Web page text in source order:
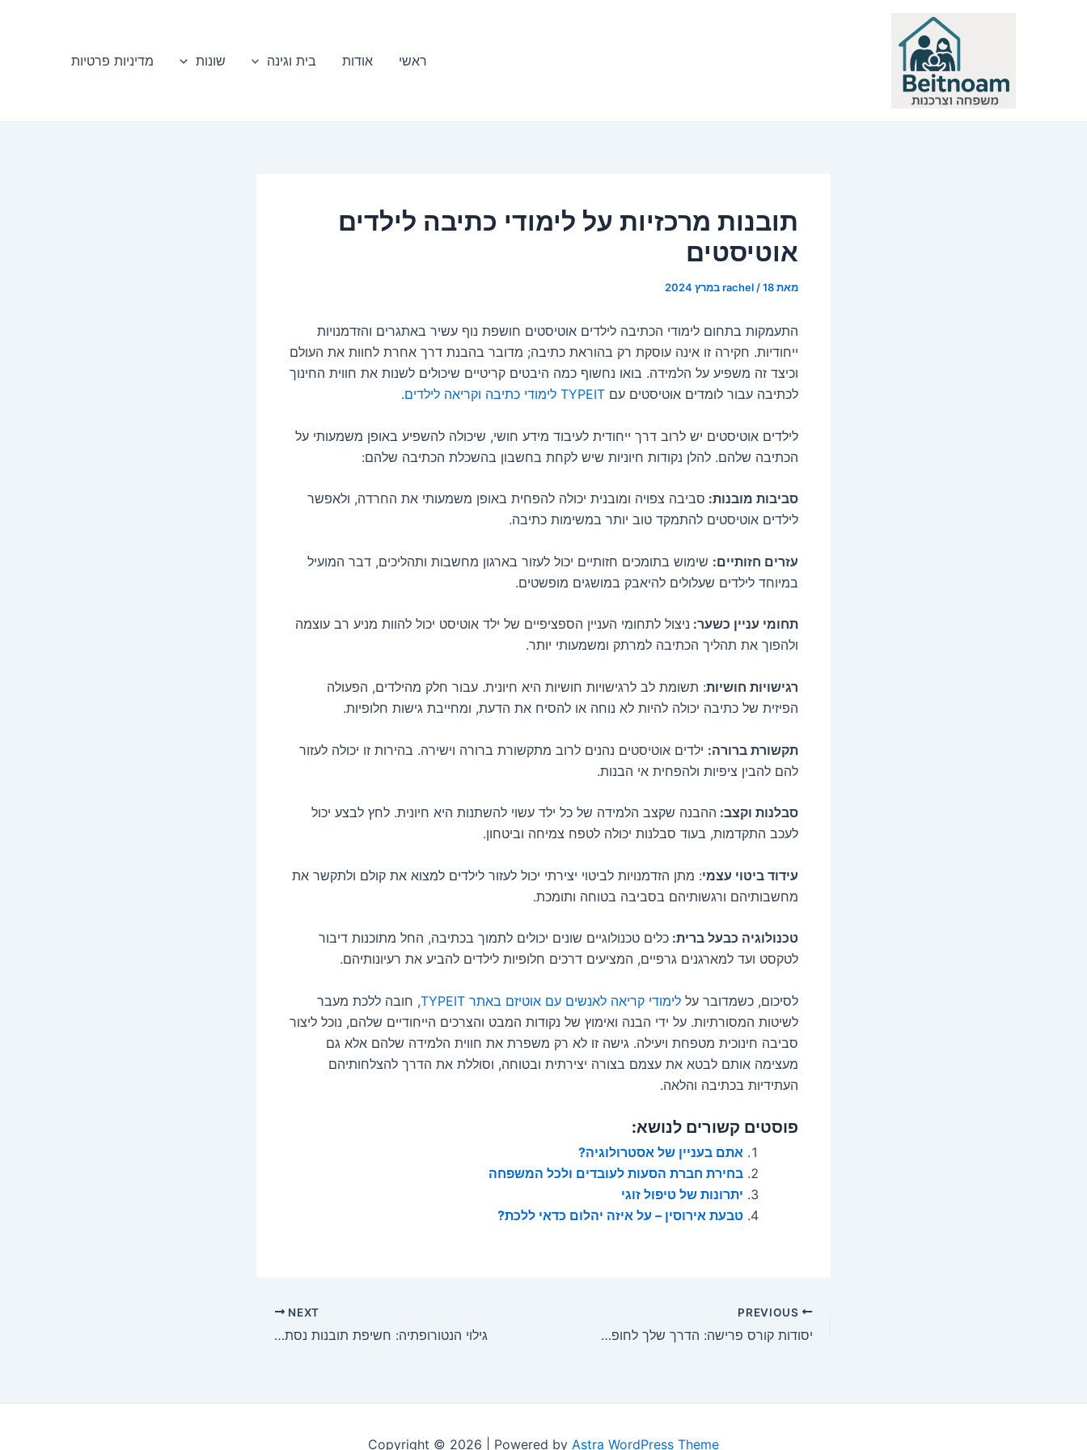
ראשי
אודות בית וגינה שונות מדיניות פרטיות
תובנות מרכזיות על לימודי כתיבה לילדים
אוטיסטים
מאת rachel /18 במרץ 2024
התעמקות בתחום לימודי הכתיבה לילדים אוטיסטים חושפת נוף עשיר באתגרים והזדמנויות
ייחודיות. חקירה זו אינה עוסקת רק בהוראת כתיבה; מדובר בהבנת דרך אחרת לחוות את העולם
וכיצד זה משפיע על הלמידה. בואו נחשוף כמה היבטים קריטיים שיכולים לשנות את חווית החינוך
לכתיבה עבור לומדים אוטיסטים עם TYPEIT לימודי כתיבה וקריאה לילדים .
לילדים אוטיסטים יש לרוב דרך ייחודית לעיבוד מידע חושי, שיכולה להשפיע באופן משמעותי על
הכתיבה שלהם. להלן נקודות חיוניות שיש לקחת בחשבון בהשכלת הכתיבה שלהם:
סביבות מובנות: סביבה צפויה ומובנית יכולה להפחית באופן משמעותי את החרדה, ולאפשר
לילדים אוטיסטים להתמקד טוב יותר במשימות כתיבה.
עזרים חזותיים: שימוש בתומכים חזותיים יכול לעזור בארגון מחשבות ותהליכים, דבר המועיל
במיוחד לילדים שעלולים להיאבק במושגים מופשטים.
תחומי עניין כשער: ניצול לתחומי העניין הספציפיים של ילד אוטיסט יכול להוות מניע רב עוצמה
ולהפוך את תהליך הכתיבה למרתק ומשמעותי יותר.
רגישויות חושיות: תשומת לב לרגישויות חושיות היא חיונית. עבור חלק מהילדים, הפעולה
הפיזית של כתיבה יכולה להיות לא נוחה או להסיח את הדעת, ומחייבת גישות חלופיות.
תקשורת ברורה: ילדים אוטיסטים נהנים לרוב מתקשורת ברורה וישירה. בהירות זו יכולה לעזור
להם להבין ציפיות ולהפחית אי הבנות.
סבלנות וקצב: ההבנה שקצב הלמידה של כל ילד עשוי להשתנות היא חיונית. לחץ לבצע יכול
לעכב התקדמות, בעוד סבלנות יכולה לטפח צמיחה וביטחון.
עידוד ביטוי עצמי: מתן הזדמנויות לביטוי יצירתי יכול לעזור לילדים למצוא את קולם ולתקשר את
מחשבותיהם ורגשותיהם בסביבה בטוחה ותומכת.
טכנולוגיה כבעל ברית: כלים טכנולוגיים שונים יכולים לתמוך בכתיבה, החל מתוכנות דיבור
לטקסט ועד למארגנים גרפיים, המציעים דרכים חלופיות לילדים להביע את רעיונותיהם.
לסיכום, כשמדובר על לימודי קריאה לאנשים עם אוטיזם באתר TYPEIT
, חובה ללכת מעבר
לשיטות המסורתיות. על ידי הבנה ואימוץ של נקודות המבט והצרכים הייחודיים שלהם, נוכל ליצור
סביבה חינוכית מטפחת ויעילה. גישה זו לא רק משפרת את חווית הלמידה שלהם אלא גם
מעצימה אותם לבטא את עצמם בצורה יצירתית ובטוחה, וסוללת את הדרך להצלחותיהם
העתידיות בכתיבה והלאה.
פוסטים קשורים לנושא:
אתם בעניין של אסטרולוגיה?
בחירת חברת הסעות לעובדים ולכל המשפחה
יתרונות של טיפול זוגי
טבעת אירוסין – על איזה יהלום כדאי ללכת?
Post
navigation
יסודות קורס פרישה: הדרך שלך לחופש כלכלי
NEXT
גילוי הנטורופתיה: חשיפת תובנות נסתרות
Copyright © 2026 | Powered by Astra WordPress Theme